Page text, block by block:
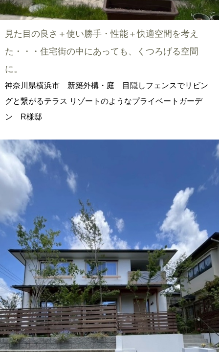
見た目の良さ＋使い勝手・性能＋快適空間を考え
た・・・住宅街の中にあっても、くつろげる空間
に。
神奈川県横浜市 新築外構・庭 目隠しフェンスでリビン
グと繋がるテラス リゾートのようなプライベートガーデ
ン R様邸